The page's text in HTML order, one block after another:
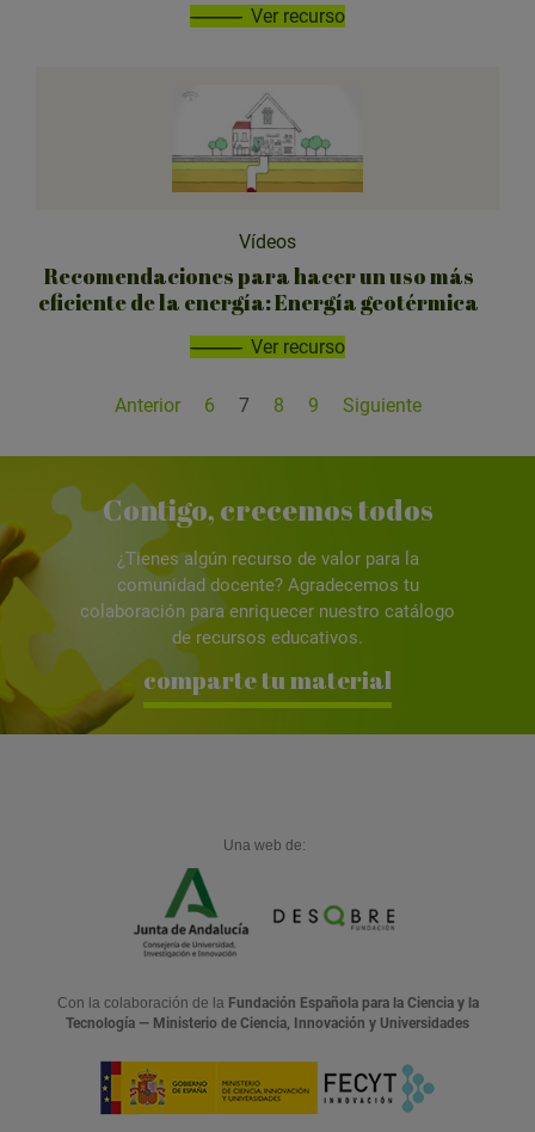
Ver recurso
Vídeos
Recomendaciones para hacer un uso más
eficiente de la energía: Energía geotérmica
Ver recurso
Anterior 6 7 8 9 Siguiente
Contigo, crecemos todos
¿Tienes algún recurso de valor para la
comunidad docente? Agradecemos tu
colaboración para enriquecer nuestro catálogo
de recursos educativos.
comparte tu material
Una web de:
Con la colaboración de la Fundación Española para la Ciencia y la
Tecnología — Ministerio de Ciencia, Innovación y Universidades